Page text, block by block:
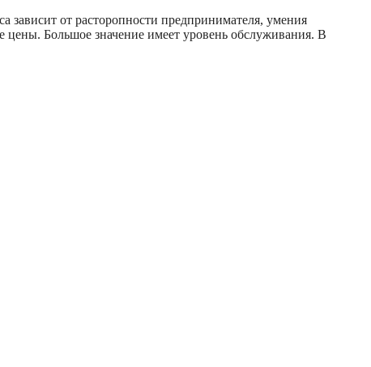
зависит от расторопности предпринимателя, умения
цены. Большое значение имеет уровень обслуживания. В